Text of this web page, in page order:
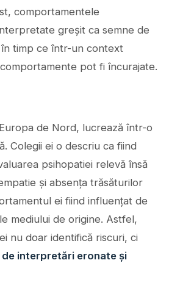
comportamentele
greșit ca semne de
în timp ce într-un context
pot fi încurajate.
de Nord, lucrează într-o
Colegii ei o descriu ca fiind
psihopatiei relevă însă
și absența trăsăturilor
ei fiind influențat de
mediului de origine. Astfel,
nu doar identifică riscuri, ci
interpretări eronate și